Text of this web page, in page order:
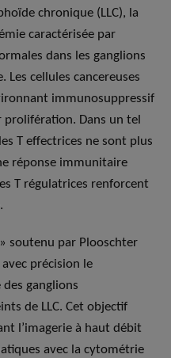
chronique (LLC), la
caractérisée par
dans les ganglions
Les cellules cancereuses
immunosuppressif
Dans un tel
T effectrices ne sont plus
réponse immunitaire
T régulatrices renforcent
soutenu par Plooschter
précision le
ganglions
de LLC. Cet objectif
l’imagerie à haut débit
avec la cytométrie